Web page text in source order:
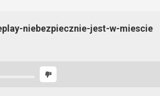
niebezpiecznie-jest-w-miescie